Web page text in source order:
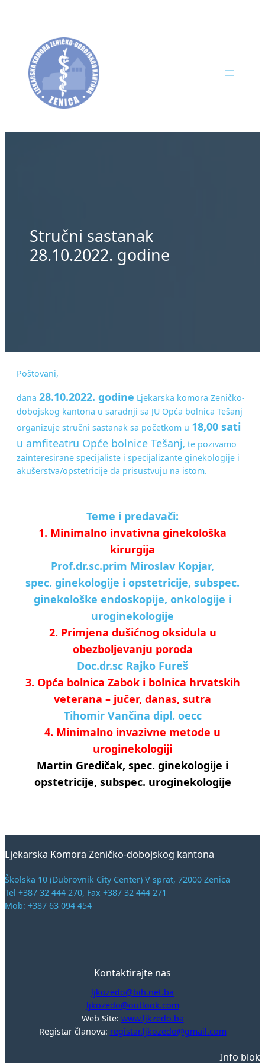
Stručni sastanak
28.10.2022. godine
Poštovani,
dana 28.10.2022. godine Ljekarska komora Zeničko-
dobojskog kantona u saradnji sa JU Opća bolnica Tešanj
organizuje stručni sastanak sa početkom u 18,00 sati
u amfiteatru Opće bolnice Tešanj, te pozivamo
zainteresirane specijaliste i specijalizante ginekologije i
akušerstva/opstetricije da prisustvuju na istom.
Teme i predavači:
1. Minimalno invativna ginekološka
kirurgija
Prof.dr.sc.prim Miroslav Kopjar,
spec. ginekologije i opstetricije, subspec.
ginekološke endoskopije, onkologije i
uroginekologije
2. Primjena dušićnog oksidula u
obezboljevanju poroda
Doc.dr.sc Rajko Fureš
3. Opća bolnica Zabok i bolnica hrvatskih
veterana – jučer, danas, sutra
Tihomir Vančina dipl. oecc
4. Minimalno invazivne metode u
uroginekologiji
Martin Gredičak, spec. ginekologije i
opstetricije, subspec. uroginekologije
Ljekarska Komora Zeničko-dobojskog kantona
Školska 10 (Dubrovnik City Center) V sprat, 72000 Zenica
Tel +387 32 444 270, Fax +387 32 444 271
Mob: +387 63 094 454
Kontaktirajte nas
ljkozedo@bih.net.ba
ljkozedo@outlook.com
Web Site: www.ljkzedo.ba
Registar članova: registar.ljkozedo@gmail.com
Info blok